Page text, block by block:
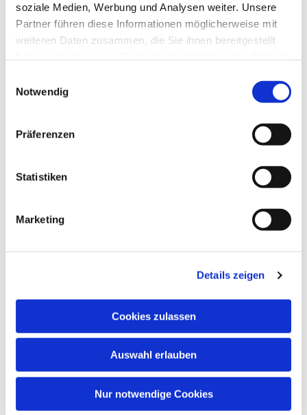
soziale Medien, Werbung und Analysen weiter. Unsere
Partner führen diese Informationen möglicherweise mit
weiteren Daten zusammen, die Sie ihnen bereitgestellt
Notwendig
Präferenzen
Statistiken
Marketing
Details zeigen
Cookies zulassen
Auswahl erlauben
Nur notwendige Cookies
Dies könnte Sie auch
interessieren